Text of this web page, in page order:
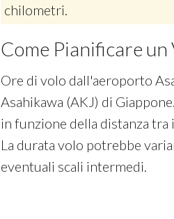
chilometri.
Come Pianificare un
Ore di volo dall'aeroporto
Asahikawa (AKJ) di
in funzione della distanza tra
La durata volo potrebbe
eventuali scali intermedi.